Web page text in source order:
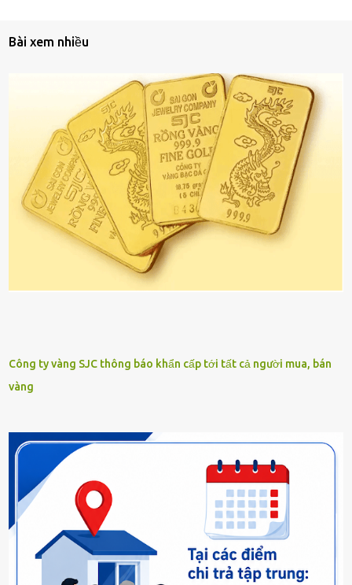
Bài xem nhiều
Công ty vàng SJC thông báo khẩn cấp tới tất cả người mua, bán
vàng